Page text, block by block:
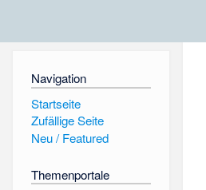
Navigation
Startseite
Zufällige Seite
Neu / Featured
Themenportale